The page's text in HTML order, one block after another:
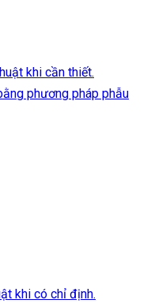
khi cần thiết.
phương pháp phẫu
khi có chỉ định.